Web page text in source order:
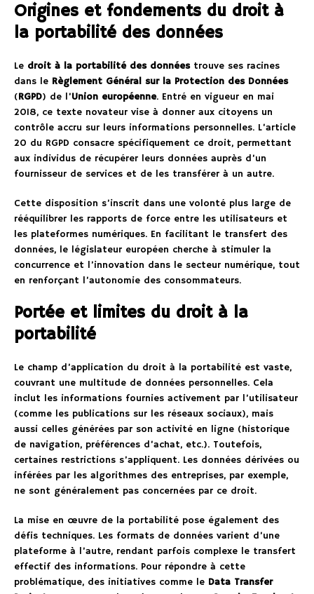
Origines et fondements du droit à
la portabilité des données
Le droit à la portabilité des donnéestrouve ses racines
dans le Règlement Général sur la Protection des Données
(RGPD) de l’Union européenne. Entré en vigueur en mai
2018, ce texte novateur vise à donner aux citoyens un
contrôle accru sur leurs informations personnelles. L’article
20 du RGPD consacre spécifiquement ce droit, permettant
aux individus de récupérer leurs données auprès d’un
fournisseur de services et de les transférer à un autre.
Cette disposition s’inscrit dans une volonté plus large de
rééquilibrer les rapports de force entre les utilisateurs et
les plateformes numériques. En facilitant le transfert des
données, le législateur européen cherche à stimuler la
concurrence et l’innovation dans le secteur numérique, tout
en renforçant l’autonomie des consommateurs.
Portée et limites du droit à la
portabilité
Le champ d’application du droit à la portabilité est vaste,
couvrant une multitude de données personnelles. Cela
inclut les informations fournies activement par l’utilisateur
(comme les publications sur les réseaux sociaux), mais
aussi celles générées par son activité en ligne (historique
de navigation, préférences d’achat, etc.). Toutefois,
certaines restrictions s’appliquent. Les données dérivées ou
inférées par les algorithmes des entreprises, par exemple,
ne sont généralement pas concernées par ce droit.
La mise en œuvre de la portabilité pose également des
défis techniques. Les formats de données varient d’une
plateforme à l’autre, rendant parfois complexe le transfert
effectif des informations. Pour répondre à cette
problématique, des initiatives comme le Data Transfer